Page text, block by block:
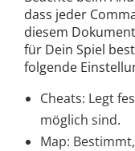
dass jeder
diesem
für Dein Spiel
folgende
Cheats: Legt
möglich sind.
Map: